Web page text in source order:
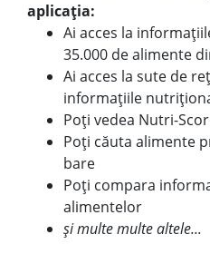
aplicația:
Ai acces la
35.000 de alimente
Ai acces la sute de
informațiile
Poți vedea Nutri-
Poți căuta alimente
bare
Poți compara
alimentelor
și multe multe altele...